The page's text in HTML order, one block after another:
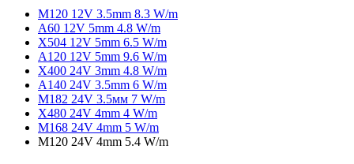
M120 12V 3.5mm 8.3 W/m
A60 12V 5mm 4.8 W/m
X504 12V 5mm 6.5 W/m
A120 12V 5mm 9.6 W/m
X400 24V 3mm 4.8 W/m
A140 24V 3.5mm 6 W/m
M182 24V 3.5мм 7 W/m
X480 24V 4mm 4 W/m
M168 24V 4mm 5 W/m
M120 24V 4mm 5.4 W/m